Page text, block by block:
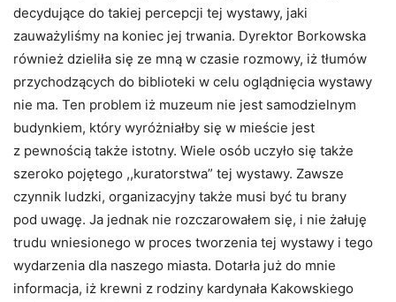
decydujące do takiej percepcji tej wystawy, jaki
zauważyliśmy na koniec jej trwania. Dyrektor Borkowska
również dzieliła się ze mną w czasie rozmowy, iż tłumów
przychodzących do biblioteki w celu oglądnięcia wystawy
nie ma. Ten problem iż muzeum nie jest samodzielnym
budynkiem, który wyróżniałby się w mieście jest
z pewnością także istotny. Wiele osób uczyło się także
szeroko pojętego ,,kuratorstwa” tej wystawy. Zawsze
czynnik ludzki, organizacyjny także musi być tu brany
pod uwagę. Ja jednak nie rozczarowałem się, i nie żałuję
trudu wniesionego w proces tworzenia tej wystawy i tego
wydarzenia dla naszego miasta. Dotarła już do mnie
informacja, iż krewni z rodziny kardynała Kakowskiego